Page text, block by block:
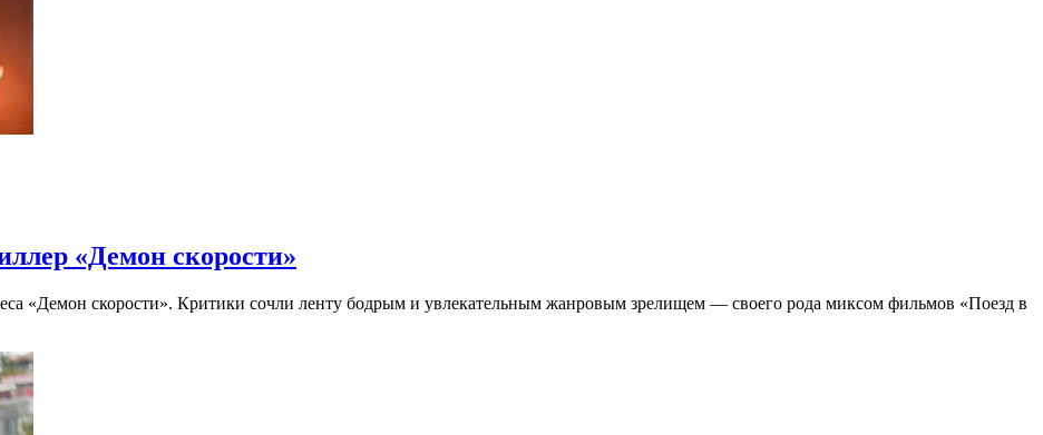
«Демон скорости»
«Демон скорости». Критики сочли ленту бодрым и увлекательным жанровым зрелищeм — своего рода миксом фильмов «Поезд в